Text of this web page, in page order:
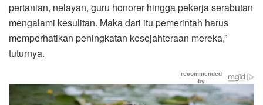
pertanian, nelayan, guru honorer hingga pekerja serabutan
mengalami kesulitan. Maka dari itu pemerintah harus
memperhatikan peningkatan kesejahteraan mereka,”
tuturnya.